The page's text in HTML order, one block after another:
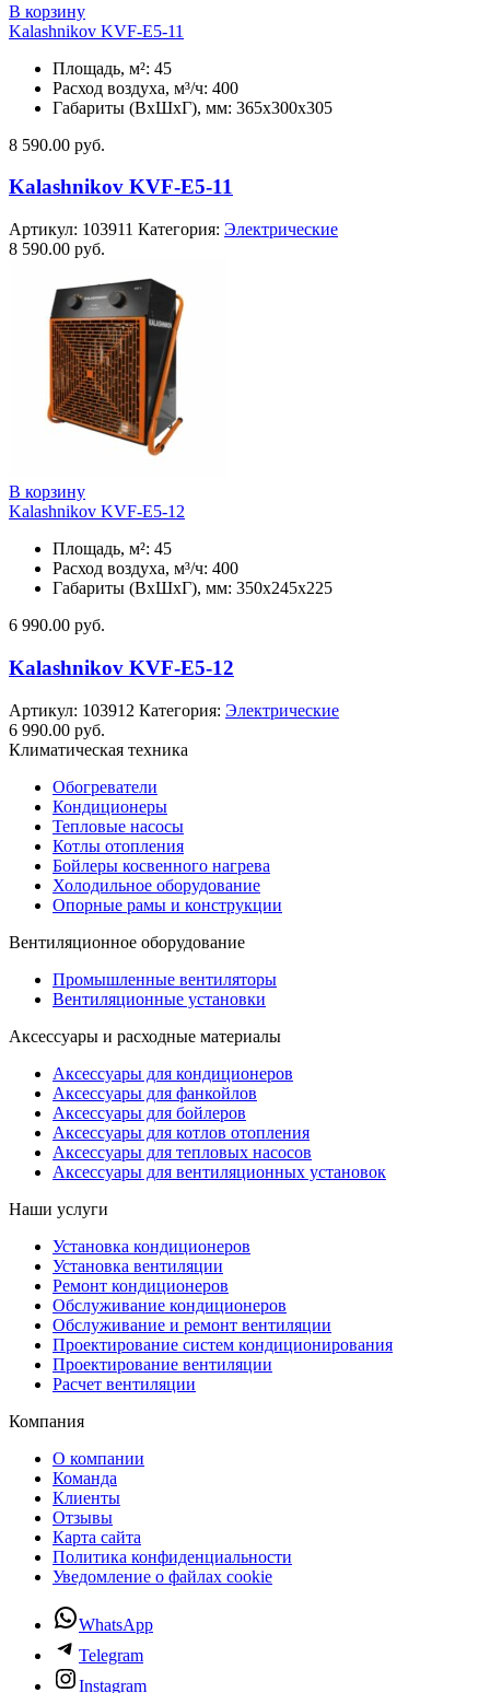
В корзину
Kalashnikov KVF-E5-11
Площадь, м²: 45
Расход воздуха, м³/ч: 400
Габариты (ВхШхГ), мм: 365x300x305
8 590.00 руб.
Kalashnikov KVF-E5-11
Артикул: 103911 Категория: Электрические
8 590.00 руб.
В корзину
Kalashnikov KVF-E5-12
Площадь, м²: 45
Расход воздуха, м³/ч: 400
Габариты (ВхШхГ), мм: 350x245x225
6 990.00 руб.
Kalashnikov KVF-E5-12
Артикул: 103912 Категория: Электрические
6 990.00 руб.
Климатическая техника
Обогреватели
Кондиционеры
Тепловые насосы
Котлы отопления
Бойлеры косвенного нагрева
Холодильное оборудование
Опорные рамы и конструкции
Вентиляционное оборудование
Промышленные вентиляторы
Вентиляционные установки
Аксессуары и расходные материалы
Аксессуары для кондиционеров
Аксессуары для фанкойлов
Аксессуары для бойлеров
Аксессуары для котлов отопления
Аксессуары для тепловых насосов
Аксессуары для вентиляционных установок
Наши услуги
Установка кондиционеров
Установка вентиляции
Ремонт кондиционеров
Обслуживание кондиционеров
Обслуживание и ремонт вентиляции
Проектирование систем кондиционирования
Проектирование вентиляции
Расчет вентиляции
Компания
О компании
Команда
Клиенты
Отзывы
Карта сайта
Политика конфиденциальности
Уведомление о файлах cookie
WhatsApp
Telegram
Instagram